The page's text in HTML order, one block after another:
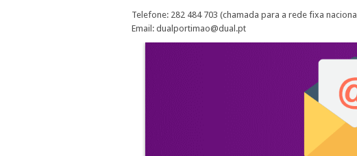
Telefone: 282 484 703 (chamada para a rede fixa
Email: dualportimao@dual.pt